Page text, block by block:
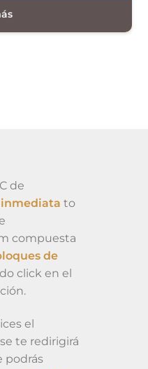
de
inmediata to
compuesta
de
click en el
el
te redirigirá
podrás